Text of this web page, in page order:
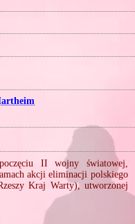
II wojny światowej,
akcji eliminacji polskiego
Kraj Warty), utworzonej